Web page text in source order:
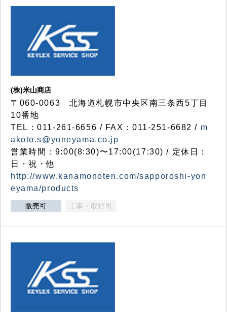
(株)米山商店
〒060-0063 北海道札幌市中央区南三条西5丁目
10番地
TEL：011-261-6656 / FAX：011-251-6682 / m
akoto.s@yoneyama.co.jp
営業時間：9:00(8:30)〜17:00(17:30) / 定休日：
日・祝・他
http://www.kanamonoten.com/sapporoshi-yon
eyama/products
販売可 工事・取付可